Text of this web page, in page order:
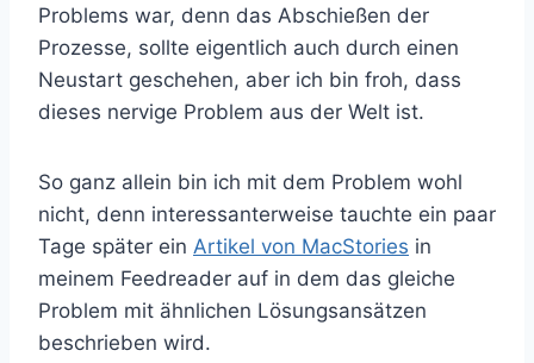
Problems war, denn das Abschießen der
Prozesse, sollte eigentlich auch durch einen
Neustart geschehen, aber ich bin froh, dass
dieses nervige Problem aus der Welt ist.
So ganz allein bin ich mit dem Problem wohl
nicht, denn interessanterweise tauchte ein paar
Tage später ein Artikel von MacStories in
meinem Feedreader auf in dem das gleiche
Problem mit ähnlichen Lösungsansätzen
beschrieben wird.